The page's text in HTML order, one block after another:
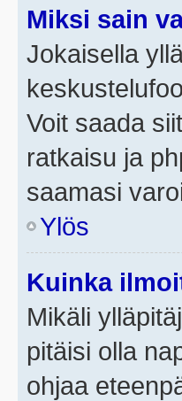
Miksi sain
Jokaisella
Voit saada
ratkaisu ja
saamasi
Ylös
Kuinka
Mikäli
pitäisi olla
ohjaa